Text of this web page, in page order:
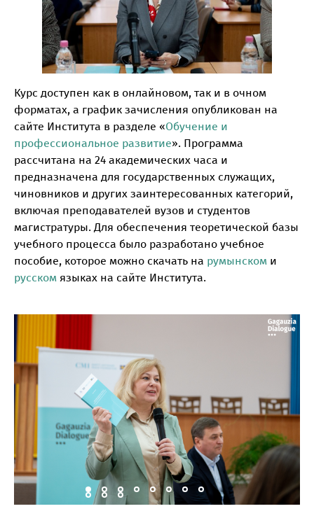
Курс доступен как в онлайновом, так и в очном
форматах, а график зачисления опубликован на
сайте Института в разделе «Обучение и
профессиональное развитие». Программа
рассчитана на 24 академических часа и
предназначена для государственных служащих,
чиновников и других заинтересованных категорий,
включая преподавателей вузов и студентов
магистратуры. Для обеспечения теоретической базы
учебного процесса было разработано учебное
пособие, которое можно скачать на румынском и
русском языках на сайте Института.